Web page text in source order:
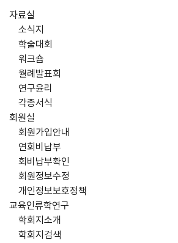
자료실
소식지
학술대회
워크숍
월례발표회
연구윤리
각종서식
회원실
회원가입안내
연회비납부
회비납부확인
회원정보수정
개인정보보호정책
교육인류학연구
학회지소개
학회지검색